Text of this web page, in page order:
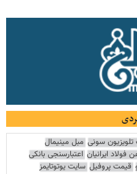
سونی مبل مینیمال
ایرانیان اعتبارسنجی بانکی
قیمت پروفیل سایت یوتوتایمز